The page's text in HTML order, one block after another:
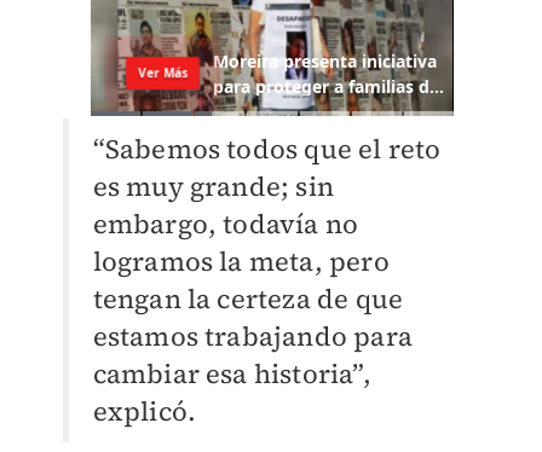
“Sabemos todos que el reto
es muy grande; sin
embargo, todavía no
logramos la meta, pero
tengan la certeza de que
estamos trabajando para
cambiar esa historia”,
explicó.